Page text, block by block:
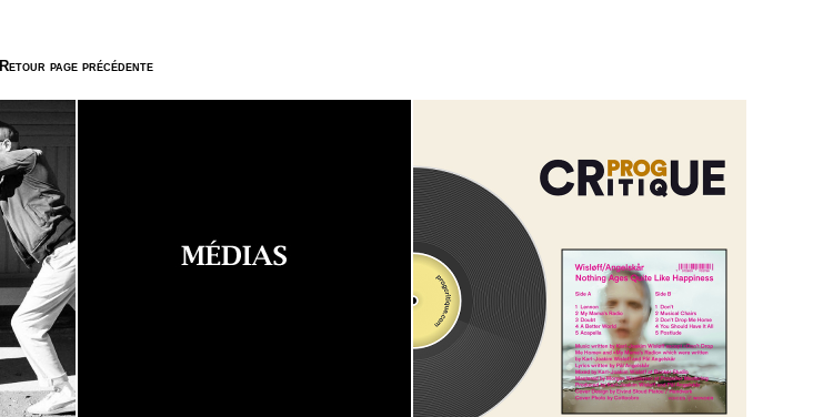
Retour page précédente